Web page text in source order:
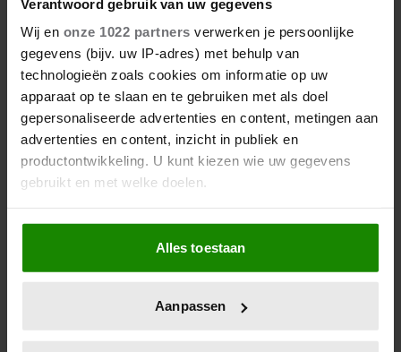
Verantwoord gebruik van uw gegevens
Wij en onze 1022 partners verwerken je persoonlijke
gegevens (bijv. uw IP-adres) met behulp van
technologieën zoals cookies om informatie op uw
apparaat op te slaan en te gebruiken met als doel
gepersonaliseerde advertenties en content, metingen aan
advertenties en content, inzicht in publiek en
productontwikkeling. U kunt kiezen wie uw gegevens
gebruikt en met welke doelen.
Als u het toestaat, willen we ook graag:
Informatie verzamelen over uw geografische
locatie, die tot een paar meter nauwkeurig kan zijn
scannen op specifieke eigenschappen (fingerprinting)
Alles toestaan
Aanpassen